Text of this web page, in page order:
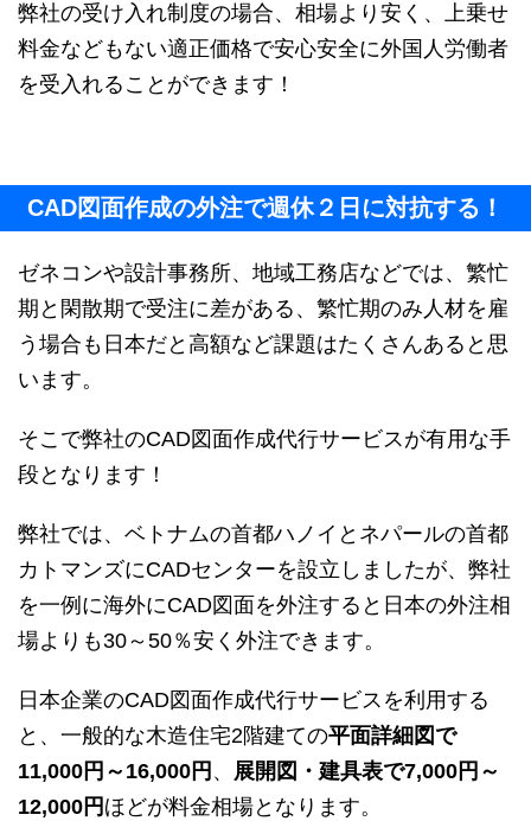
弊社の受け入れ制度の場合、相場より安く、上乗せ
料金などもない適正価格で安心安全に外国人労働者
を受入れることができます！
CAD図面作成の外注で週休２日に対抗する！
ゼネコンや設計事務所、地域工務店などでは、繁忙
期と閑散期で受注に差がある、繁忙期のみ人材を雇
う場合も日本だと高額など課題はたくさんあると思
います。
そこで弊社のCAD図面作成代行サービスが有用な手
段となります！
弊社では、ベトナムの首都ハノイとネパールの首都
カトマンズにCADセンターを設立しましたが、弊社
を一例に海外にCAD図面を外注すると日本の外注相
場よりも30～50％安く外注できます。
日本企業のCAD図面作成代行サービスを利用する
と、一般的な木造住宅2階建ての平面詳細図で
11,000円～16,000円 、 展開図・建具表で7,000円～
12,000円 ほどが料金相場となります。